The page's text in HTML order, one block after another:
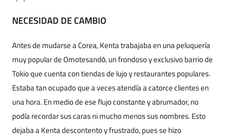
NECESIDAD DE CAMBIO
Antes de mudarse a Corea, Kenta trabajaba en una peluquería
muy popular de Omotesandō, un frondoso y exclusivo barrio de
Tokio que cuenta con tiendas de lujo y restaurantes populares.
Estaba tan ocupado que a veces atendía a catorce clientes en
una hora. En medio de ese flujo constante y abrumador, no
podía recordar sus caras ni mucho menos sus nombres. Esto
dejaba a Kenta descontento y frustrado, pues se hizo